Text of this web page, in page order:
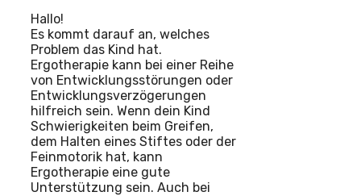
Hallo!
Es kommt darauf an, welches
Problem das Kind hat.
Ergotherapie kann bei einer Reihe
von Entwicklungsstörungen oder
Entwicklungsverzögerungen
hilfreich sein. Wenn dein Kind
Schwierigkeiten beim Greifen,
dem Halten eines Stiftes oder der
Feinmotorik hat, kann
Ergotherapie eine gute
Unterstützung sein. Auch bei